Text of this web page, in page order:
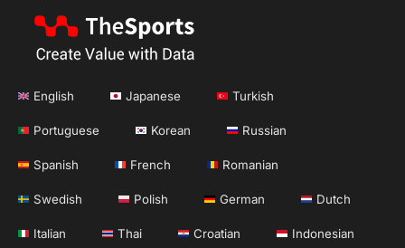
English Japanese Turkish
Portuguese Korean Russian
Spanish French Romanian
Swedish Polish German Dutch
Italian Thai Croatian Indonesian